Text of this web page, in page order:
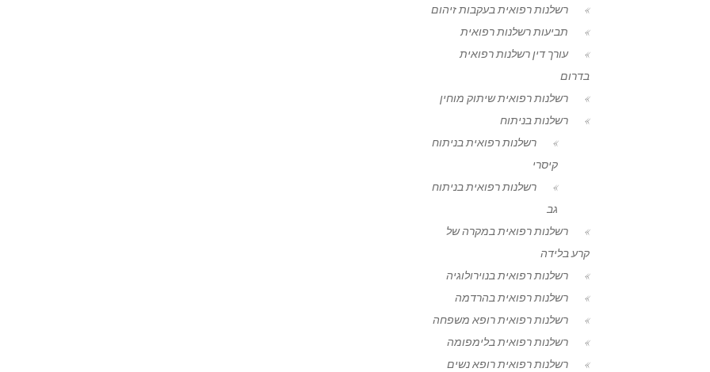
רשלנות רפואית בעקבות זיהום
תביעות רשלנות רפואית
עורך דין רשלנות רפואית
בדרום
רשלנות רפואית שיתוק מוחין
רשלנות בניתוח
רשלנות רפואית בניתוח
קיסרי
רשלנות רפואית בניתוח
גב
רשלנות רפואית במקרה של
קרע בלידה
רשלנות רפואית בנוירולוגיה
רשלנות רפואית בהרדמה
רשלנות רפואית רופא משפחה
רשלנות רפואית בלימפומה
רשלנות רפואית רופא נשים